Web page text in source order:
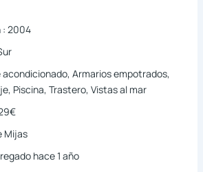
: 2004
acondicionado, Armarios empotrados,
Piscina, Trastero, Vistas al mar
Mijas
hace 1 año